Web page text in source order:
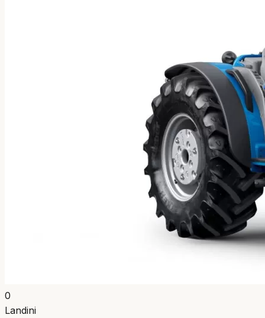
0
Landini